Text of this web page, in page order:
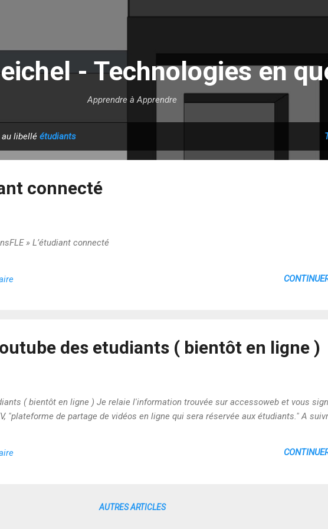
Accéder au contenu principal
- Technologies en
Apprendre à Apprendre
libellé étudiants
connecté
» L’étudiant connecté
des etudiants ( bientôt en ligne )
( bientôt en ligne ) Je relaie l'information trouvée sur accessoweb et vous
"plateforme de partage de vidéos en ligne qui sera réservée aux étudiants." A
AUTRES ARTICLES